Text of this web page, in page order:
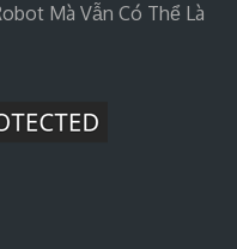
Mà Vẫn Có Thể Là